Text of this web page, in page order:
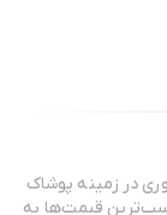
در زمینه پوشاک
قیمت‌ها به